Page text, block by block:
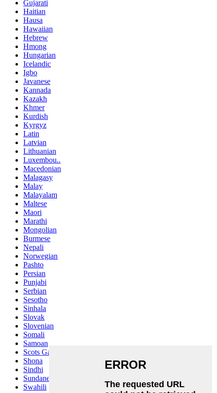
Gujarati
Haitian
Hausa
Hawaiian
Hebrew
Hmong
Hungarian
Icelandic
Igbo
Javanese
Kannada
Kazakh
Khmer
Kurdish
Kyrgyz
Latin
Latvian
Lithuanian
Luxembou..
Macedonian
Malagasy
Malay
Malayalam
Maltese
Maori
Marathi
Mongolian
Burmese
Nepali
Norwegian
Pashto
Persian
Punjabi
Serbian
Sesotho
Sinhala
Slovak
Slovenian
Somali
Samoan
Scots Gaelic
Shona
Sindhi
Sundanese
Swahili